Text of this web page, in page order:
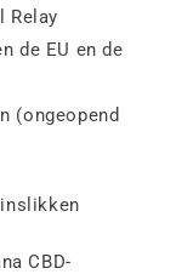
Relay
de EU en de
(ongeopend
CBD-